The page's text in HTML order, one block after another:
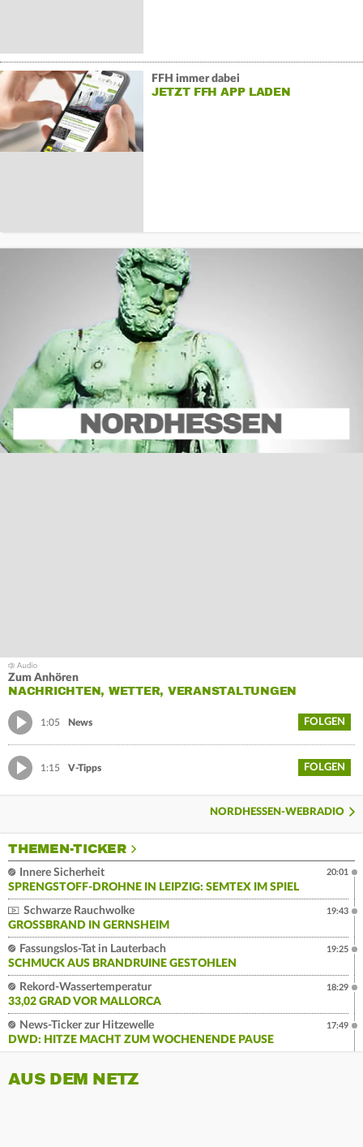
FFH immer dabei
JETZT FFH APP LADEN
Zum Anhören
NACHRICHTEN, WETTER, VERANSTALTUNGEN
1:05 News FOLGEN
1:15 V-Tipps FOLGEN
NORDHESSEN-WEBRADIO
THEMEN-TICKER
Innere Sicherheit
SPRENGSTOFF-DROHNE IN LEIPZIG: SEMTEX IM SPIEL
20:01
Schwarze Rauchwolke
GROSSBRAND IN GERNSHEIM
19:43
Fassungslos-Tat in Lauterbach
SCHMUCK AUS BRANDRUINE GESTOHLEN
19:25
Rekord-Wassertemperatur
33,02 GRAD VOR MALLORCA
18:29
News-Ticker zur Hitzewelle
DWD: HITZE MACHT ZUM WOCHENENDE PAUSE
17:49
AUS DEM NETZ